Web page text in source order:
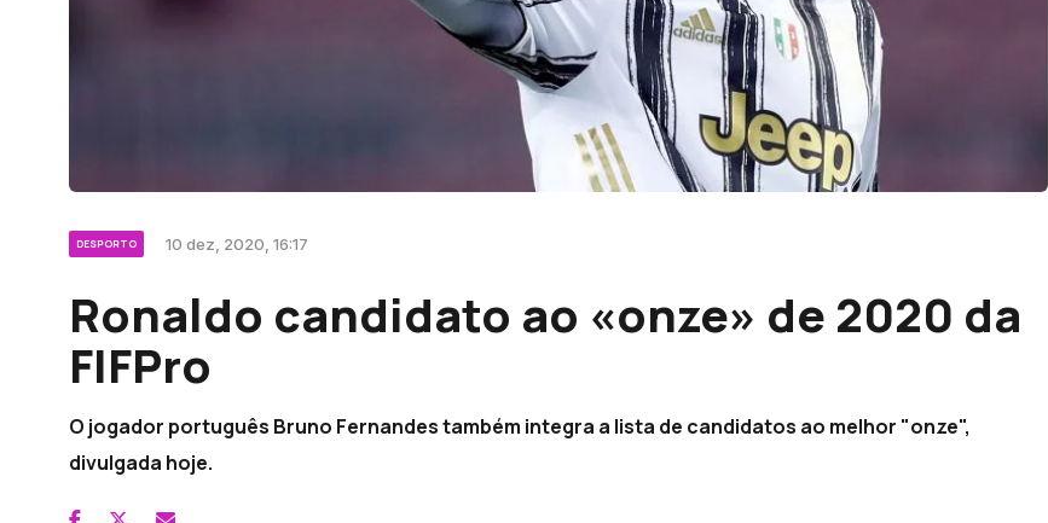
DESPORTO 10 dez, 2020, 16:17
Ronaldo candidato ao «onze» de 2020 da
FIFPro
O jogador português Bruno Fernandes também integra a lista de candidatos ao melhor "onze",
divulgada hoje.